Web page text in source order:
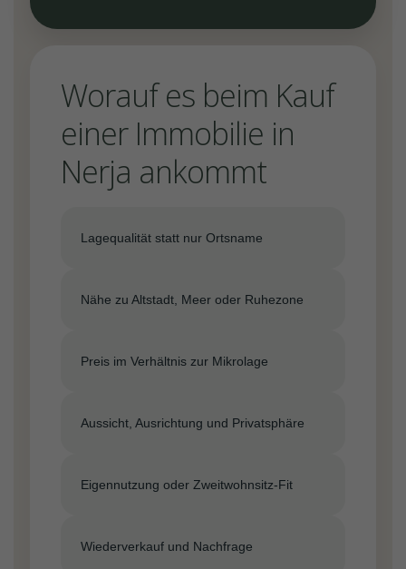
Worauf es beim Kauf
einer Immobilie in
Nerja ankommt
Lagequalität statt nur Ortsname
Nähe zu Altstadt, Meer oder Ruhezone
Preis im Verhältnis zur Mikrolage
Aussicht, Ausrichtung und Privatsphäre
Eigennutzung oder Zweitwohnsitz-Fit
Wiederverkauf und Nachfrage